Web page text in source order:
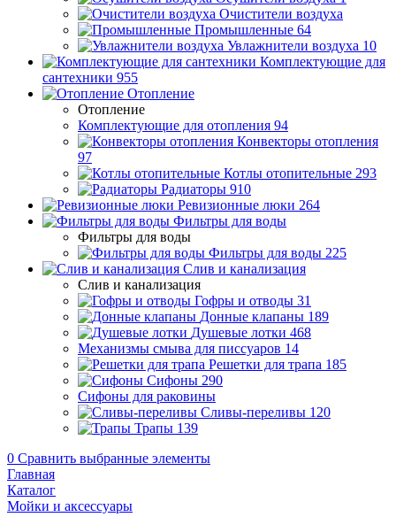
Очистители воздуха
Промышленные 64
Увлажнители воздуха 10
Комплектующие для
сантехники 955
Отопление
Отопление
Комплектующие для отопления 94
Конвекторы отопления
97
Котлы отопительные 293
Радиаторы 910
Ревизионные люки 264
Фильтры для воды
Фильтры для воды
Фильтры для воды 225
Слив и канализация
Слив и канализация
Гофры и отводы 31
Донные клапаны 189
Душевые лотки 468
Механизмы смыва для писсуаров 14
Решетки для трапа 185
Сифоны 290
Сифоны для раковины
Сливы-переливы 120
Трапы 139
0 Сравнить выбранные элементы
Главная
Каталог
Мойки и аксессуары